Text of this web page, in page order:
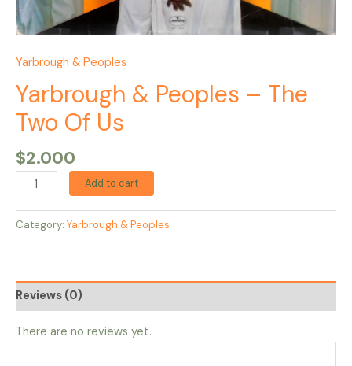
Yarbrough & Peoples
Yarbrough & Peoples – The
Two Of Us
$2.000
Add to cart
Category: Yarbrough & Peoples
Reviews (0)
There are no reviews yet.